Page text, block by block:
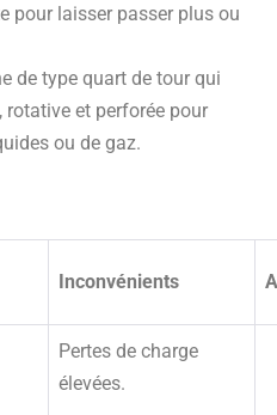
pour laisser passer plus ou
de type quart de tour qui
rotative et perforée pour
ou de gaz.
Inconvénients
Pertes de charge
élevées.